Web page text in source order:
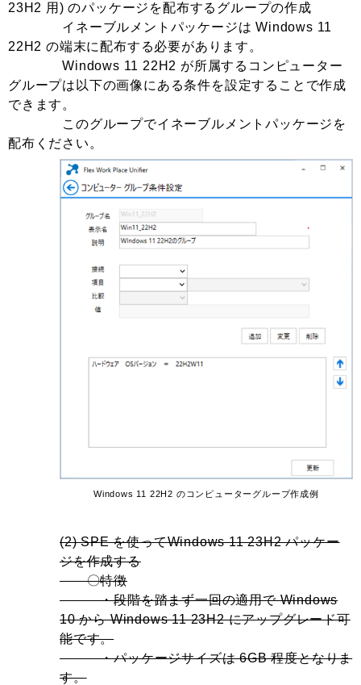
23H2 用) のパッケージを配布するグループの作成
イネーブルメントパッケージは Windows 11
22H2 の端末に配布する必要があります。
Windows 11 22H2 が所属するコンピューター
グループは以下の画像にある条件を設定することで作成
できます。
このグループでイネーブルメントパッケージを
配布ください。
Windows 11 22H2 のコンピューターグループ作成例
(2) SPE を使ってWindows 11 23H2 パッケー
ジを作成する
〇特徴
・段階を踏まず一回の適用で Windows
10 から Windows 11 23H2 にアップグレード可
能です。
・パッケージサイズは 6GB 程度となりま
す。